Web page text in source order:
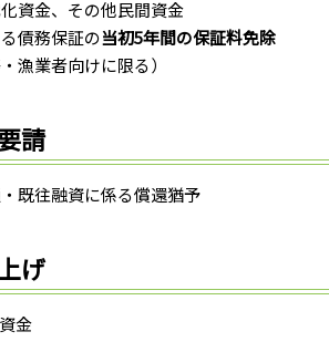
資金、その他民間資金
債務保証の当初5年間の保証料免除
漁業者向けに限る）
請
既往融資に係る償還猶予
げ
金